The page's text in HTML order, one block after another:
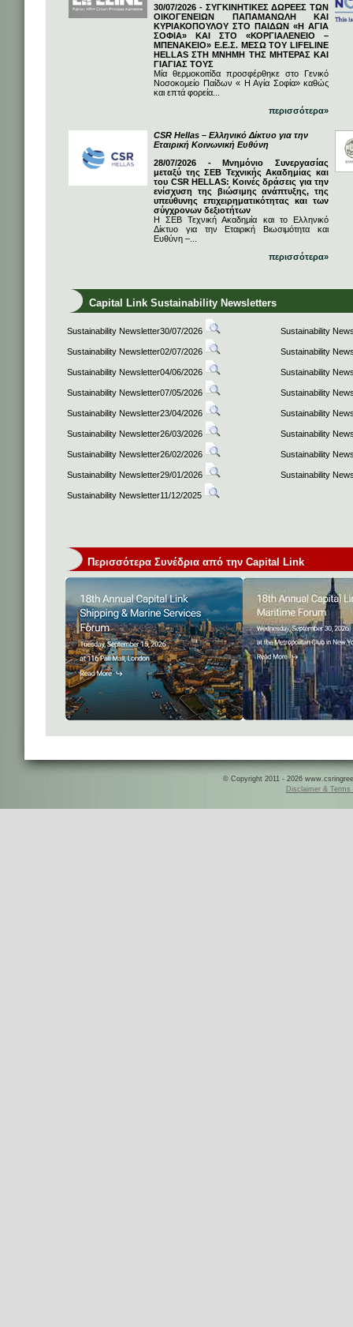
30/07/2026 - ΣΥΓΚΙΝΗΤΙΚΕΣ ΔΩΡΕΕΣ ΤΩΝ
ΟΙΚΟΓΕΝΕΙΩΝ ΠΑΠΑΜΑΝΩΛΗ ΚΑΙ
ΚΥΡΙΑΚΟΠΟΥΛΟΥ ΣΤΟ ΠΑΙΔΩΝ «Η ΑΓΙΑ
ΣΟΦΙΑ» ΚΑΙ ΣΤΟ «ΚΟΡΓΙΑΛΕΝΕΙΟ –
ΜΠΕΝΑΚΕΙΟ» Ε.Ε.Σ. ΜΕΣΩ ΤΟΥ LIFELINE
HELLAS ΣΤΗ ΜΝΗΜΗ ΤΗΣ ΜΗΤΕΡΑΣ ΚΑΙ
ΓΙΑΓΙΑΣ ΤΟΥΣ
Μία θερμοκοιτίδα προσφέρθηκε στο Γενικό
Νοσοκομείο Παίδων « Η Αγία Σοφία» καθώς
και επτά φορεία...
περισσότερα»
CSR Hellas – Ελληνικό Δίκτυο για την
Εταιρική Κοινωνική Ευθύνη
28/07/2026 - Μνημόνιο Συνεργασίας
μεταξύ της ΣΕΒ Τεχνικής Ακαδημίας και
του CSR HELLAS: Κοινές δράσεις για την
ενίσχυση της βιώσιμης ανάπτυξης, της
υπεύθυνης επιχειρηματικότητας και των
σύγχρονων δεξιοτήτων
Η ΣΕΒ Τεχνική Ακαδημία και το Ελληνικό
Δίκτυο για την Εταιρική Βιωσιμότητα και
Ευθύνη –...
περισσότερα»
Capital Link Sustainability Newsletters
Sustainability Newsletter30/07/2026 Sustainability
Sustainability Newsletter02/07/2026 Sustainability
Sustainability Newsletter04/06/2026 Sustainability
Sustainability Newsletter07/05/2026 Sustainability
Sustainability Newsletter23/04/2026 Sustainability
Sustainability Newsletter26/03/2026 Sustainability
Sustainability Newsletter26/02/2026 Sustainability
Sustainability Newsletter29/01/2026 Sustainability
Sustainability Newsletter11/12/2025
Περισσότερα Συνέδρια από την Capital Link
© Copyright 2011 - 2026
Disclaimer & Terms